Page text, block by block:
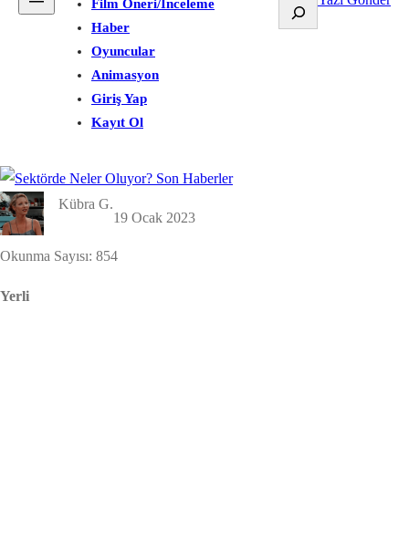
Film Öneri/İnceleme
Haber
Oyuncular
Animasyon
Giriş Yap
Kayıt Ol
Kübra G.
19 Ocak 2023
Okunma Sayısı: 854
Yerli